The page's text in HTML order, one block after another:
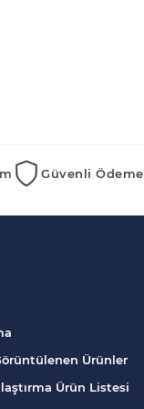
Güvenli Ödeme
Ürünler
Ürün Listesi